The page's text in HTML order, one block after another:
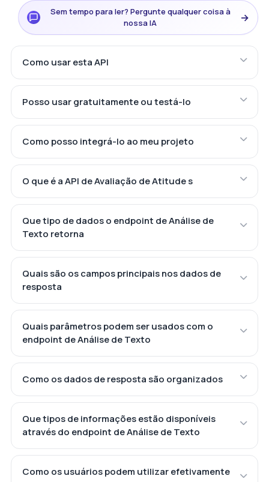
Sem tempo para ler? Pergunte qualquer coisa à
nossa IA
→
Como usar esta API
Posso usar gratuitamente ou testá-lo
Como posso integrá-lo ao meu projeto
O que é a API de Avaliação de Atitude s
Que tipo de dados o endpoint de Análise de
Texto retorna
Quais são os campos principais nos dados de
resposta
Quais parâmetros podem ser usados com o
endpoint de Análise de Texto
Como os dados de resposta são organizados
Que tipos de informações estão disponíveis
através do endpoint de Análise de Texto
Como os usuários podem utilizar efetivamente